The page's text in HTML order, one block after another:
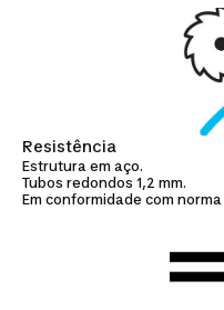
Resistência
Estrutura em aço.
Tubos redondos 1,2 mm.
Em conformidade com